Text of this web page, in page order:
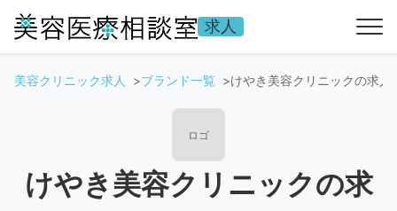
求人
美容クリニック求人 ブランド一覧 けやき美容クリニックの求人
ロゴ
けやき美容クリニックの求